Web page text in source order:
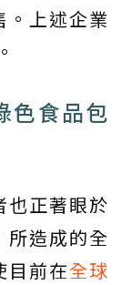
。上述企業
色食品包
也正著眼於
所造成的全
目前在全球